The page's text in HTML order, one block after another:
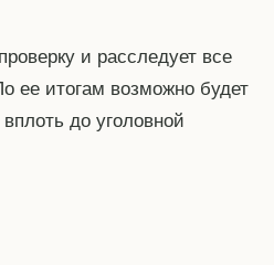
и расследует все
ее итогам возможно будет
до уголовной